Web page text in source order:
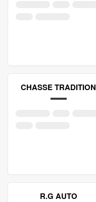
CHASSE TRADITION
R.G AUTO